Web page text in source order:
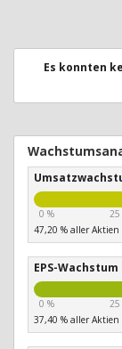
Es konnten
0 % 25
47,20 % aller Aktien
EPS-Wachstum
0 % 25
37,40 % aller Aktien